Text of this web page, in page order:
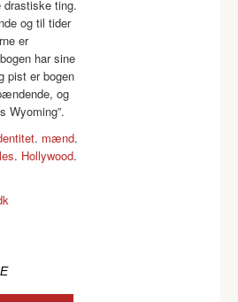
drastiske ting.
og til tider
er
har sine
pist er bogen
og
Wyoming”.
. mænd.
. Hollywood.